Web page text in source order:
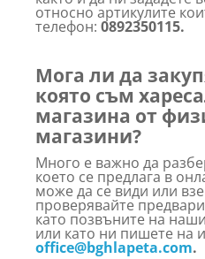
относно артикулите
телефон: 0892350115.
Мога ли да
която съм
магазина от
магазини?
Много е важно да
което се предлага в
може да се види или
проверявайте
като позвъните на
или като ни пишете на
office@bghlapeta.com.